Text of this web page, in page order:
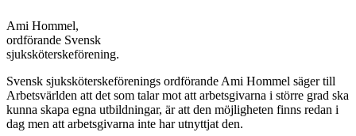
Ami Hommel,
ordförande Svensk
sjuksköterskeförening.
Svensk sjuksköterskeförenings ordförande Ami Hommel säger till
Arbetsvärlden att det som talar mot att arbetsgivarna i större grad ska
kunna skapa egna utbildningar, är att den möjligheten finns redan i
dag men att arbetsgivarna inte har utnyttjat den.